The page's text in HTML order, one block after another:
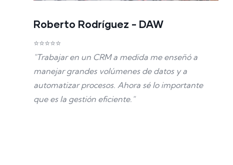
Roberto Rodríguez - DAW
⭐⭐⭐⭐⭐
"Trabajar en un CRM a medida me enseñó a
manejar grandes volúmenes de datos y a
automatizar procesos. Ahora sé lo importante
que es la gestión eficiente."